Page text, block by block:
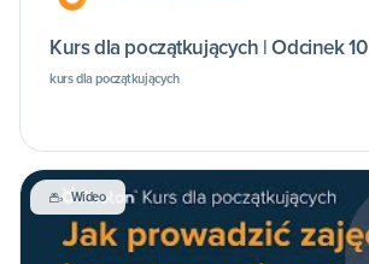
Kurs dla początkujących | Odcinek 10
kurs dla początkujących
Wideo